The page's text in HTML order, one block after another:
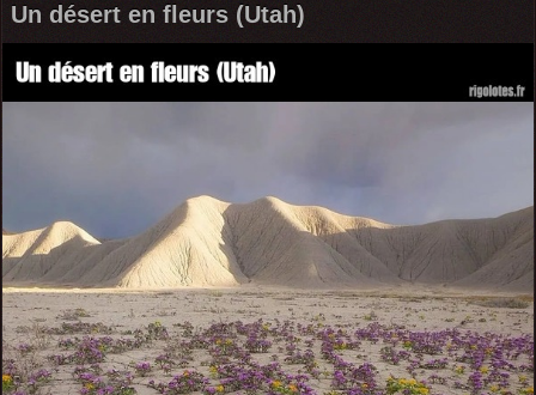
Un désert en fleurs (Utah)